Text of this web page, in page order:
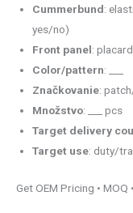
Cummerbund:
yes/no)
Front panel:
Color/pattern: ___
Značkovanie:
Množstvo: ___ pcs
Target delivery
Target use: duty/
Get OEM Pricing • MOQ